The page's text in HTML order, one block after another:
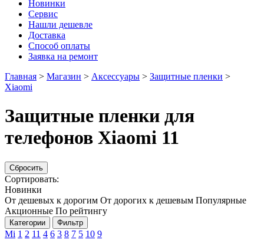
Новинки
Сервис
Нашли дешевле
Доставка
Способ оплаты
Заявка на ремонт
Главная > Магазин > Аксессуары > Защитные пленки >
Xiaomi
Защитные пленки для
телефонов Xiaomi 11
Сбросить
Сортировать:
Новинки
От дешевых к дорогим От дорогих к дешевым Популярные
Акционные По рейтингу
Категории Фильтр
Mi 1 2 11 4 6 3 8 7 5 10 9